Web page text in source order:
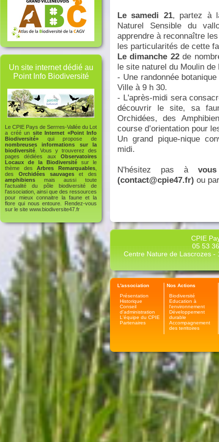
Un site internet dédié au
Point Info Biodiversité
Le CPIE Pays de Serrres-Vallée du Lot
a créé un site Internet «Point Info
Biodiversité» qui propose de
nombreuses informations sur la
biodiversité . Vous y trouverez des
pages dédiées aux Observatoires
Locaux de la Biodiversité sur le
thème desArbres Remarquables
des Orchidées sauvageset des
amphibiens mais aussi toute
l'actualité du pôle biodiversité de
l'association, ainsi que des ressources
pour mieux connaitre la faune et la
flore qui nous entoure. Rendez-vous
sur le site www.biodiversite47.fr
Le samedi 21, partez à
Naturel Sensible du
apprendre à reconnaître
les particularités de cette
Le dimanche 22de
le site naturel du Moulin de
- Une randonnée
Ville à 9 h 30.
- L'après-midi sera
découvrir le site, sa
Orchidées, des
course d’orientation pour
Un grand pique-nique
midi.
N'hésitez pas à
(contact@cpie47.fr) ou
CPIE
05 53
Centre Nature de Lascrozes -
L'association
Présentation
Historique
Conseil
d'administration
L'équipe du CPIE
Partenaires
Nos Actions
Biodiversité
Education à
l'environnement
Développement
durable
Accompagnement
des territoires